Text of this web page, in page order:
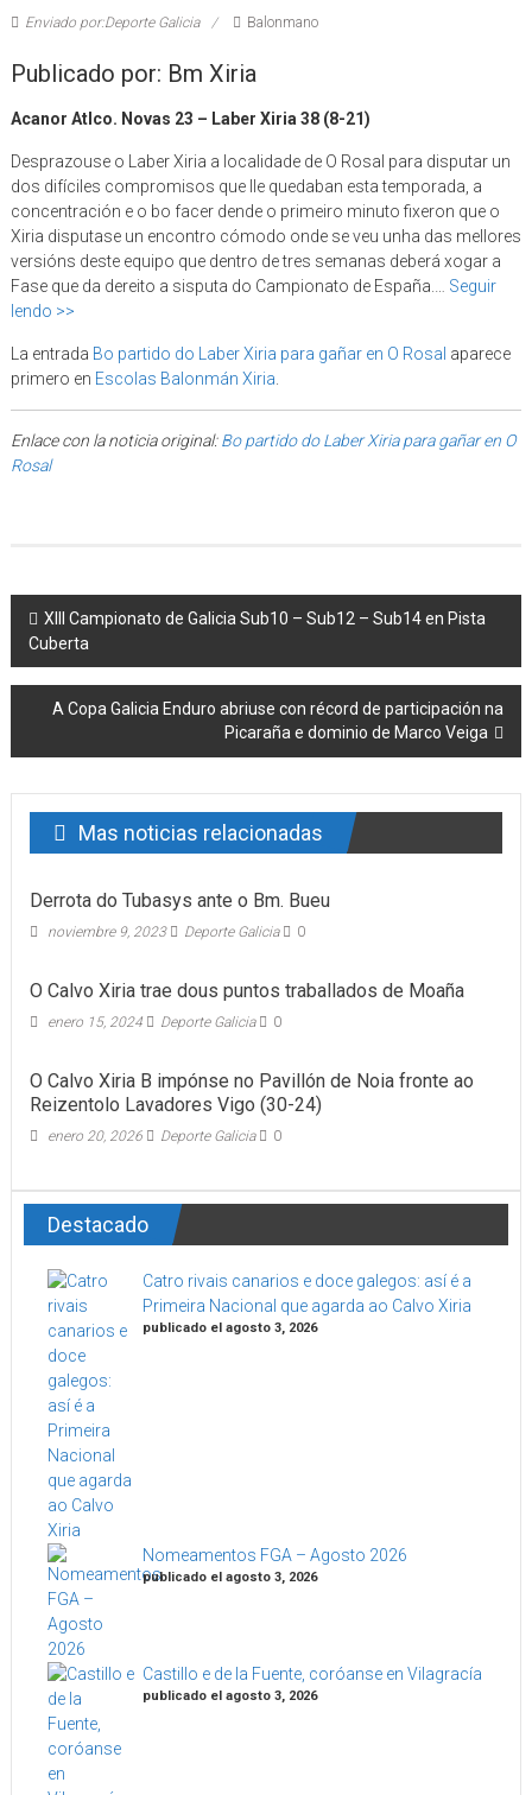
Enviado por:Deporte Galicia Balonmano
Publicado por: Bm Xiria
Acanor Atlco. Novas 23 – Laber Xiria 38 (8-21)
Desprazouse o Laber Xiria a localidade de O Rosal para disputar un
dos difíciles compromisos que lle quedaban esta temporada, a
concentración e o bo facer dende o primeiro minuto fixeron que o
Xiria disputase un encontro cómodo onde se veu unha das mellores
versións deste equipo que dentro de tres semanas deberá xogar a
Fase que da dereito a sisputa do Campionato de España.… Seguir
lendo >>
La entrada Bo partido do Laber Xiria para gañar en O Rosal aparece
primero en Escolas Balonmán Xiria.
Enlace con la noticia original:Bo partido do Laber Xiria para gañar en O
Rosal
Post navigation
XIII Campionato de Galicia Sub10 – Sub12 – Sub14 en Pista
Cuberta
A Copa Galicia Enduro abriuse con récord de participación na
Picaraña e dominio de Marco Veiga
Mas noticias relacionadas
Derrota do Tubasys ante o Bm. Bueu
noviembre 9, 2023 Deporte Galicia 0
O Calvo Xiria trae dous puntos traballados de Moaña
enero 15, 2024 Deporte Galicia 0
O Calvo Xiria B impónse no Pavillón de Noia fronte ao
Reizentolo Lavadores Vigo (30-24)
enero 20, 2026 Deporte Galicia 0
Destacado
Catro rivais canarios e doce galegos: así é a
Primeira Nacional que agarda ao Calvo Xiria
publicado el agosto 3, 2026
Nomeamentos FGA – Agosto 2026
publicado el agosto 3, 2026
Castillo e de la Fuente, coróanse en Vilagracía
publicado el agosto 3, 2026